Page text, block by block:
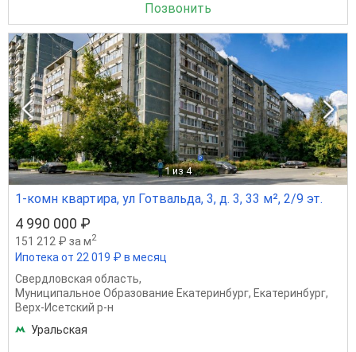
Позвонить
1 из 4
1-комн квартира, ул Готвальда, 3, д. 3, 33 м², 2/9 эт.
4 990 000 ₽
151 212 ₽ за м2
Ипотека от 22 019 ₽ в месяц
Свердловская область,
Муниципальное Образование Екатеринбург, Екатеринбург,
Верх-Исетский р-н
Уральская